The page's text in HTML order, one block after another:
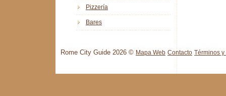
Pizzería
Bares
Rome City Guide 2026 © Mapa Web Contacto Términos